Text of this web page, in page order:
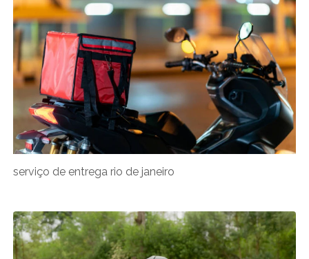
serviço de entrega rio de janeiro